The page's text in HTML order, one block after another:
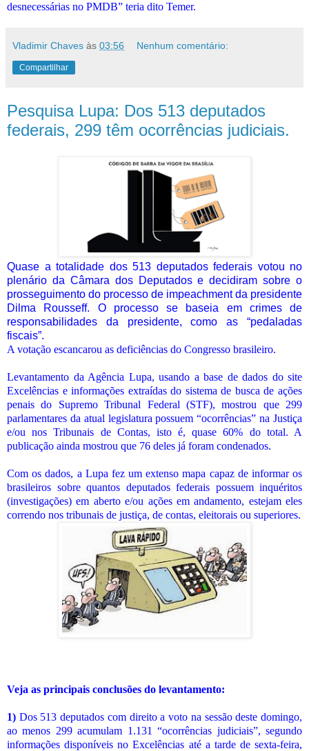
desnecessárias no PMDB” teria dito Temer.
Vladimir Chaves às 03:56 Nenhum comentário:
Compartilhar
Pesquisa Lupa: Dos 513 deputados
federais, 299 têm ocorrências judiciais.
Quase a totalidade dos 513 deputados federais votou no
plenário da Câmara dos Deputados e decidiram sobre o
prosseguimento do processo de impeachment da presidente
Dilma Rousseff. O processo se baseia em crimes de
responsabilidades da presidente, como as “pedaladas
fiscais”.
A votação escancarou as deficiências do Congresso brasileiro.
Levantamento da Agência Lupa, usando a base de dados do site
Excelências e informações extraídas do sistema de busca de ações
penais do Supremo Tribunal Federal (STF), mostrou que 299
parlamentares da atual legislatura possuem “ocorrências” na Justiça
e/ou nos Tribunais de Contas, isto é, quase 60% do total. A
publicação ainda mostrou que 76 deles já foram condenados.
Com os dados, a Lupa fez um extenso mapa capaz de informar os
brasileiros sobre quantos deputados federais possuem inquéritos
(investigações) em aberto e/ou ações em andamento, estejam eles
correndo nos tribunais de justiça, de contas, eleitorais ou superiores.
Veja as principais conclusões do levantamento:
1) Dos 513 deputados com direito a voto na sessão deste domingo,
ao menos 299 acumulam 1.131 “ocorrências judiciais”, segundo
informações disponíveis no Excelências até a tarde de sexta-feira,